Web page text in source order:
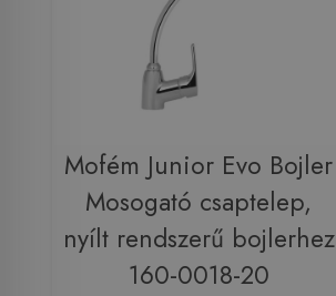
Mofém Junior Evo Bojler
Mosogató csaptelep,
nyílt rendszerű bojlerhez
160-0018-20